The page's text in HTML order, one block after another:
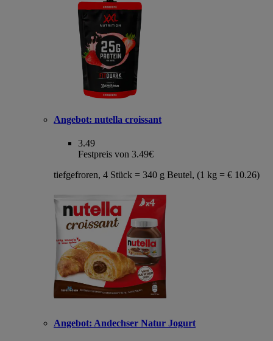
Angebot: nutella croissant
3.49
Festpreis von 3.49€
tiefgefroren, 4 Stück = 340 g Beutel, (1 kg = € 10.26)
Angebot: Andechser Natur Jogurt